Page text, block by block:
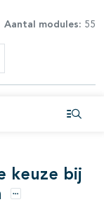
Aantal modules: 55
keuze bij